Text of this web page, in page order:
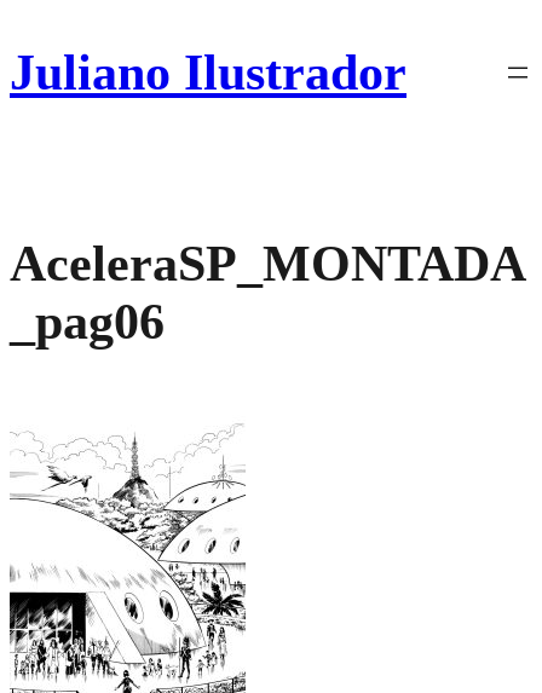
o
conteúdo
Juliano Ilustrador
AceleraSP_MONTADA
_pag06